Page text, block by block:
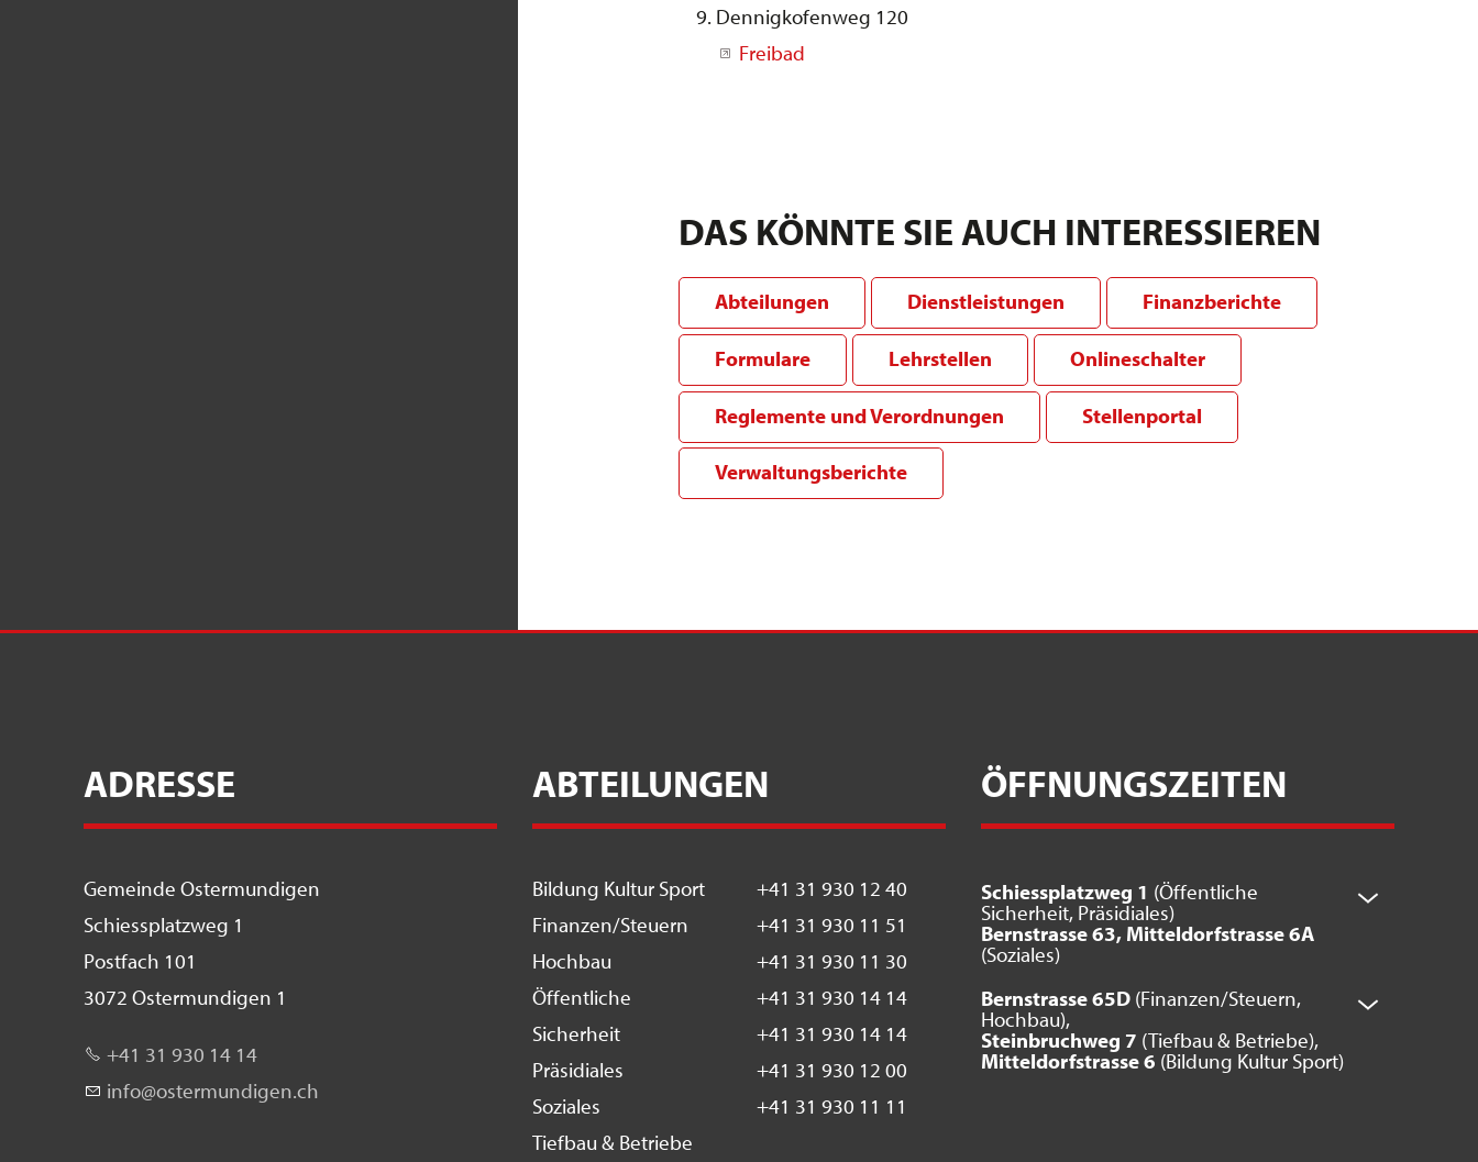
Dennigkofenweg 120
Freibad
DAS KÖNNTE SIE AUCH INTERESSIEREN
Abteilungen Dienstleistungen Finanzberichte
Formulare Lehrstellen Onlineschalter
Reglemente und Verordnungen Stellenportal
Verwaltungsberichte
ADRESSE
Gemeinde Ostermundigen
Schiessplatzweg 1
Postfach 101
3072 Ostermundigen 1
+41 31 930 14 14
nf
st rm nd g n ch
ABTEILUNGEN
Bildung Kultur Sport
Finanzen/Steuern
Hochbau
Öffentliche
Sicherheit
Präsidiales
Soziales
Tiefbau & Betriebe
+41 31 930 12 40
+41 31 930 11 51
+41 31 930 11 30
+41 31 930 14 14
+41 31 930 14 14
+41 31 930 12 00
+41 31 930 11 11
ÖFFNUNGSZEITEN
Schiessplatzweg 1 (Öffentliche
Sicherheit, Präsidiales)
Bernstrasse 63, Mitteldorfstrasse 6A
(Soziales)
Bernstrasse 65D(Finanzen/Steuern,
Hochbau),
Steinbruchweg 7 (Tiefbau & Betriebe),
Mitteldorfstrasse 6 (Bildung Kultur Sport)